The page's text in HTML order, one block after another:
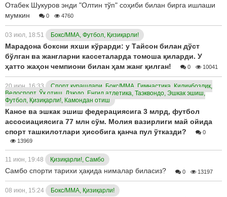
Отабек Шукуров энди "Олтин тўп" соҳиби билан бирга ишлаши
мумкин
0 4760
03 июл, 18:51 Бокс/ММА, Футбол, Қизиқарли!
Марадона боксни яхши кўрарди: у Тайсон билан дўст
бўлган ва жангларни кассеталарда томоша қиларди. У
ҳатто жаҳон чемпиони билан ҳам жанг қилган!
0 10041
20 июн, 16:33
Спорт курашлари, Бокс/ММА, Гимнастика, Қиличбозлик,
Велоспорт, Ўқ отиш, Дзюдо, Енгил атлетика, Таэквондо, Эшкак эшиш,
Футбол, Қизиқарли!, Камондан отиш
Каное ва эшкак эшиш федерациясига 3 млрд, футбол
ассосиациясига 77 млн сўм. Молия вазирлиги май ойида
спорт ташкилотлари ҳисобига қанча пул ўтказди?
0
13969
11 июн, 19:48 Қизиқарли!, Самбо
Самбо спорти тарихи ҳақида нималар биласиз? 0 13197
08 июн, 15:24 Бокс/ММА, Қизиқарли!